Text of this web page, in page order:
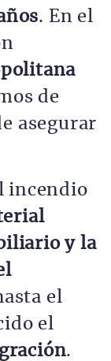
. En el
de
asegurar
incendio
y la
el
el
.